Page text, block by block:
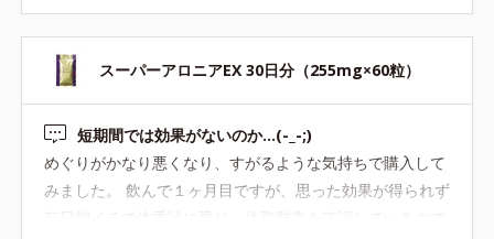
スーパーアロニアEX 30日分（255mg×60粒）
短期間では効果がないのか…(-_-;)
めぐりがかなり悪くなり、すがるような気持ちで購入して
みました。 飲んで１ヶ月目ですが、思った効果が得られず